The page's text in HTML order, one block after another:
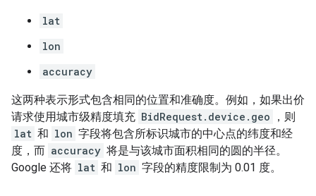
lat
lon
accuracy
这两种表示形式包含相同的位置和准确度。例如，如果出价
请求使用城市级精度填充 BidRequest.device.geo
，则
lat 和 lon 字段将包含所标识城市的中心点的纬度和经
度，而 accuracy 将是与该城市面积相同的圆的半径。
Google 还将 lat 和 lon 字段的精度限制为 0.01 度。